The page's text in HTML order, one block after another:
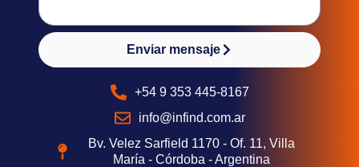
Enviar mensaje
+54 9 353 445-8167
info@infind.com.ar
Bv. Velez Sarfield 1170 - Of. 11, Villa
María - Córdoba - Argentina